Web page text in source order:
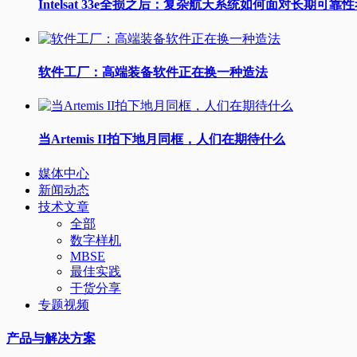
Intelsat 33e全损之后：复杂航天系统如何面对长期可靠
软件工厂：高端装备软件正在换一种造法
当Artemis II拍下地月同框，人们在期待什么
媒体中心
新闻动态
技术文章
全部
数字样机
MBSE
最佳实践
干货分享
专题视频
产品与解决方案